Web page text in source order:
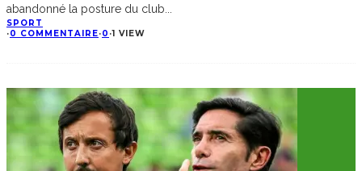
abandonné la posture du club
SPORT
·0 COMMENTAIRE·0 ·1 VIEW